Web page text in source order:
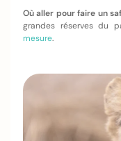
Où aller pour faire un
grandes réserves du
mesure.